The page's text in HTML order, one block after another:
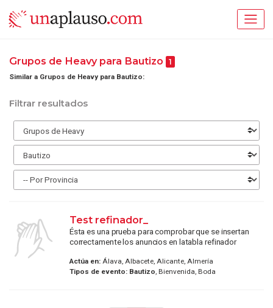
Grupos de Heavy para Bautizo 1
Similar a Grupos de Heavy para Bautizo:
Filtrar resultados
Test refinador_
Ésta es una prueba para comprobar que se insertan
correctamente los anuncios en latabla refinador
Actúa en:Álava, Albacete, Alicante, Almería
Tipos de evento: Bautizo, Bienvenida, Boda